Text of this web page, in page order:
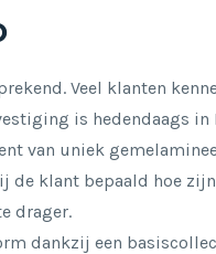
Veel klanten
is hedendaags
van uniek
de klant bepaald hoe
drager.
dankzij een